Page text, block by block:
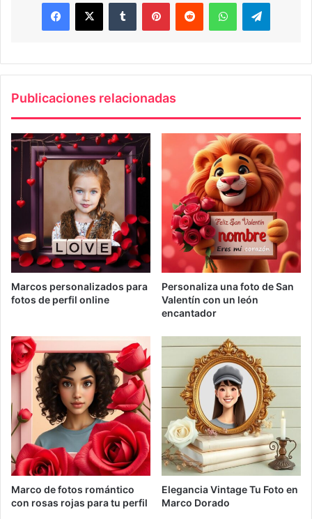
Publicaciones relacionadas
Marcos personalizados para
fotos de perfil online
Personaliza una foto de San
Valentín con un león
encantador
Marco de fotos romántico
con rosas rojas para tu perfil
Elegancia Vintage Tu Foto en
Marco Dorado